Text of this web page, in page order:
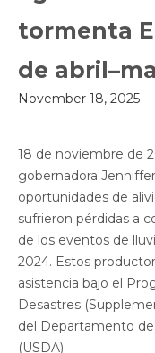
tormenta
de
November 18, 2025
18 de noviembre de
gobernadora
oportunidades de
sufrieron pérdidas a
de los eventos de
2024. Estos
asistencia bajo el
Desastres
del Departamento
(USDA).